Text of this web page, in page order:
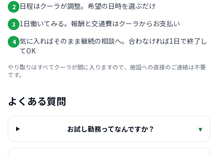
2 日程はクーラが調整。希望の日時を選ぶだけ
3 1日働いてみる。報酬と交通費はクーラからお支払い
4 気に入ればそのまま継続の相談へ。合わなければ1日で終了し
てOK
やり取りはすべてクーラが間に入りますので、施設への直接のご連絡は不要
です。
よくある質問
お試し勤務ってなんですか？ ▾